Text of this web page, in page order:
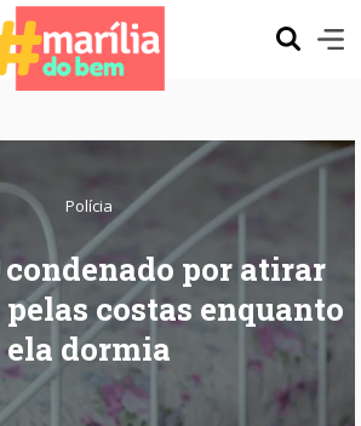
Polícia
condenado por atirar
costas enquanto
ela dormia